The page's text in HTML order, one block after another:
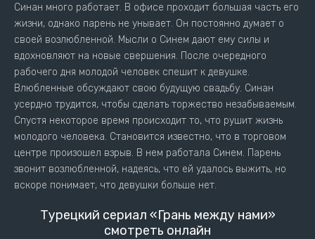
Синан много работает. В офисе проходит большая часть его
жизни, однако парень не унывает. Он постоянно думает о
своей возлюбленной. Мысли о Синем дают ему силы и
вдохновляют на новые свершения. После очередного
рабочего дня молодой человек спешит к девушке.
Влюбленные обсуждают свою будущую свадьбу. Синан
усердно трудится, чтобы сделать торжество незабываемым.
Спустя некоторое время происходит то, что рушит жизнь
молодого человека. Становится известно, что в торговом
центре произошел взрыв. В нем работала Синем. Парень
звонит возлюбленной, надеясь, что ей удалось выжить, но
вскоре понимает, что девушки больше нет.
Турецкий сериал «Грань между нами»
смотреть онлайн